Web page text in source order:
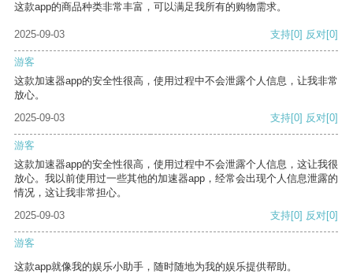
这款app的商品种类非常丰富，可以满足我所有的购物需求。
2025-09-03 支持[0] 反对[0]
游客
这款加速器app的安全性很高，使用过程中不会泄露个人信息，让我非常
放心。
2025-09-03
支持[0] 反对[0]
游客
这款加速器app的安全性很高，使用过程中不会泄露个人信息，这让我很
放心。我以前使用过一些其他的加速器app，经常会出现个人信息泄露的
情况，这让我非常担心。
2025-09-03
支持[0] 反对[0]
游客
这款app就像我的娱乐小助手，随时随地为我的娱乐提供帮助。